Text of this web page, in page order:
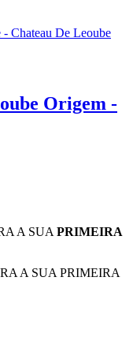
Origem -
A SUA PRIMEIRA
A SUA PRIMEIRA